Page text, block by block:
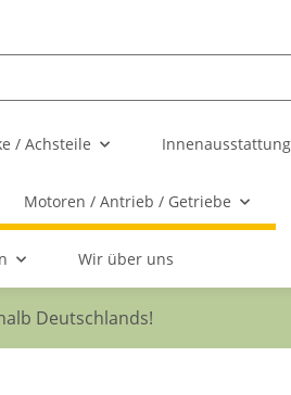
/ Achsteile Innenausstattung
Motoren / Antrieb / Getriebe
Wir über uns
Deutschlands!